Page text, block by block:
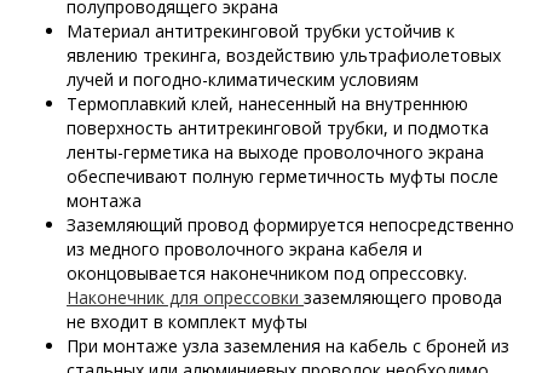
полупроводящего экрана
Материал антитрекинговой трубки устойчив к
явлению трекинга, воздействию ультрафиолетовых
лучей и погодно-климатическим условиям
Термоплавкий клей, нанесенный на внутреннюю
поверхность антитрекинговой трубки, и подмотка
ленты-герметика на выходе проволочного экрана
обеспечивают полную герметичность муфты после
монтажа
Заземляющий провод формируется непосредственно
из медного проволочного экрана кабеля и
оконцовывается наконечником под опрессовку.
Наконечник для опрессовки заземляющего провода
не входит в комплект муфты
При монтаже узла заземления на кабель с броней из